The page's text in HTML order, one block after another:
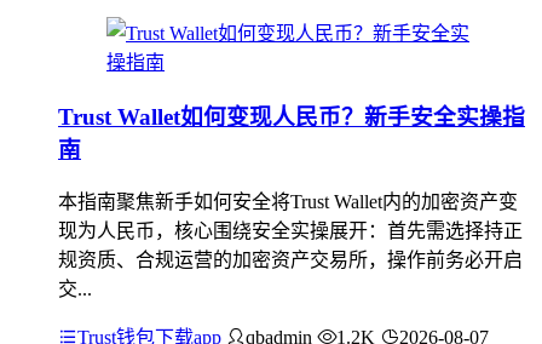
Trust Wallet如何变现人民币？新手安全实操指
南
本指南聚焦新手如何安全将Trust Wallet内的加密资产变
现为人民币，核心围绕安全实操展开：首先需选择持正
规资质、合规运营的加密资产交易所，操作前务必开启
交...
Trust钱包下载app qbadmin 1.2K 2026-08-07